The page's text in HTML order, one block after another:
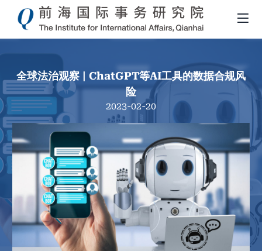
全球法治观察 | ChatGPT等AI工具的数据合规风
险
2023-02-20